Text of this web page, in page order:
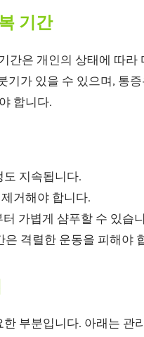
기간
간은 개인의 상태에 따
기가 있을 수 있으며, 통
합니다.
도 지속됩니다.
거해야 합니다.
가볍게 샴푸할 수 있습
은 격렬한 운동을 피해야
부분입니다. 아래는 관